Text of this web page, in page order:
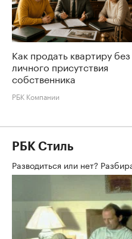
Как продать квартиру без
личного присутствия
собственника
РБК Компании
РБК Стиль
Разводиться или нет?